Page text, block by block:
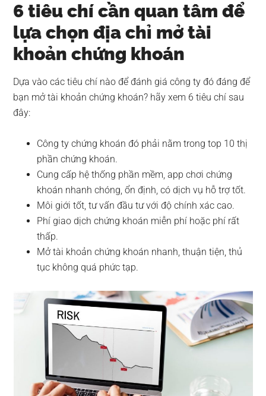
6 tiêu chí cần quan tâm để
lựa chọn địa chỉ mở tài
khoản chứng khoán
Dựa vào các tiêu chí nào để đánh giá công ty đó đáng để
bạn mở tài khoản chứng khoán? hãy xem 6 tiêu chí sau
đây:
Công ty chứng khoán đó phải nằm trong top 10 thị
phần chứng khoán.
Cung cấp hệ thống phần mềm, app chơi chứng
khoán nhanh chóng, ổn định, có dịch vụ hỗ trợ tốt.
Môi giới tốt, tư vấn đầu tư với độ chính xác cao.
Phí giao dịch chứng khoán miễn phí hoặc phí rất
thấp.
Mở tài khoản chứng khoán nhanh, thuận tiện, thủ
tục không quá phức tạp.